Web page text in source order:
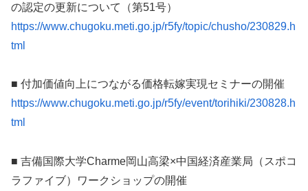
の認定の更新について（第51号）
https://www.chugoku.meti.go.jp/r5fy/topic/chusho/230829.h
tml
■ 付加価値向上につながる価格転嫁実現セミナーの開催
https://www.chugoku.meti.go.jp/r5fy/event/torihiki/230828.h
tml
■ 吉備国際大学Charme岡山高梁×中国経済産業局（スポコ
ラファイブ）ワークショップの開催